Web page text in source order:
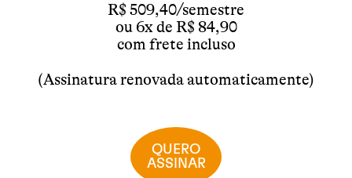
R$ 509,40/semestre
ou 6x de R$ 84,90
com frete incluso
(Assinatura renovada automaticamente)
QUERO
ASSINAR